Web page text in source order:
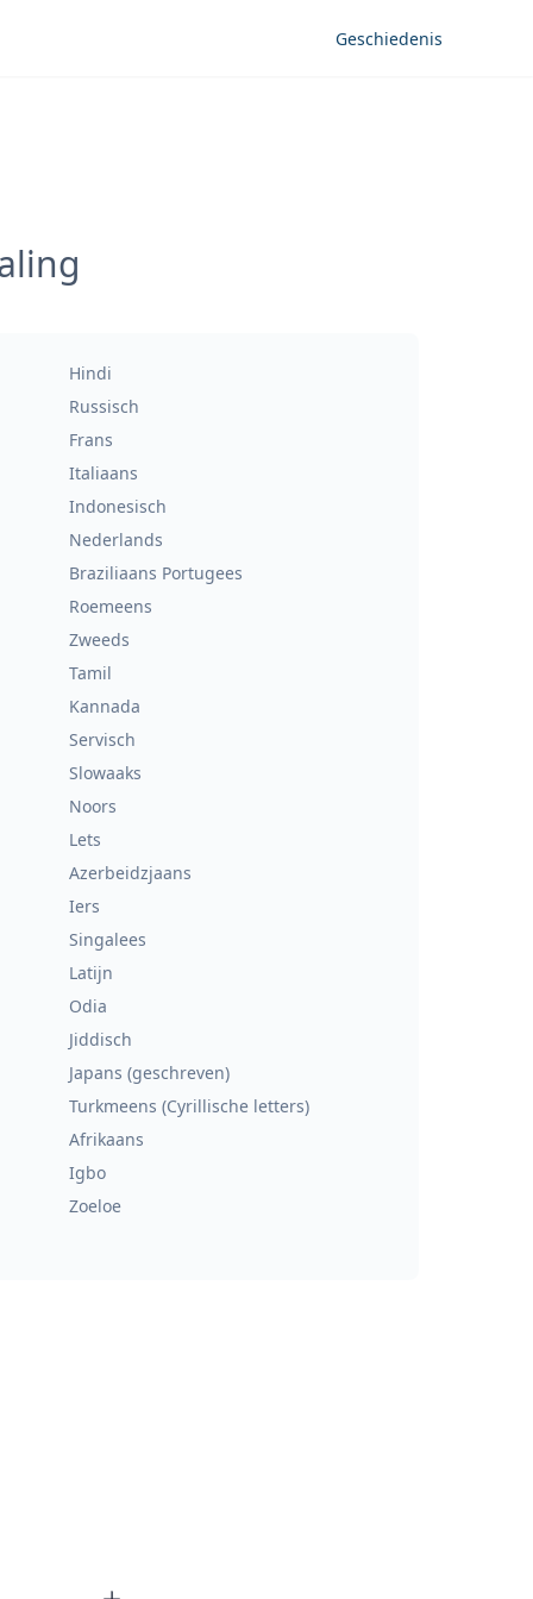
Geschiedenis
Hindi
Russisch
Frans
Italiaans
Indonesisch
Nederlands
Braziliaans Portugees
Roemeens
Zweeds
Tamil
Kannada
Servisch
Slowaaks
Noors
Lets
Azerbeidzjaans
Iers
Singalees
Latijn
Odia
Jiddisch
Japans (geschreven)
Turkmeens (Cyrillische letters)
Afrikaans
Igbo
Zoeloe